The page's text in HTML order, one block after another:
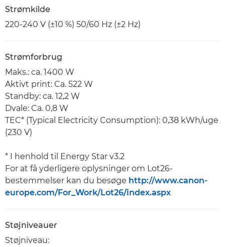
Strømkilde
220-240 V (±10 %) 50/60 Hz (±2 Hz)
Strømforbrug
Maks.: ca. 1400 W
Aktivt print: Ca. 522 W
Standby: ca. 12,2 W
Dvale: Ca. 0,8 W
TEC* (Typical Electricity Consumption): 0,38 kWh/uge
(230 V)
* I henhold til Energy Star v3.2
For at få yderligere oplysninger om Lot26-
bestemmelser kan du besøge http://www.canon-
europe.com/For_Work/Lot26/index.aspx
Støjniveauer
Støjniveau: